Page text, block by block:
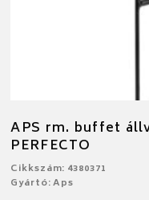
APS rm. buffet
PERFECTO
Cikkszám: 4380371
Gyártó: Aps